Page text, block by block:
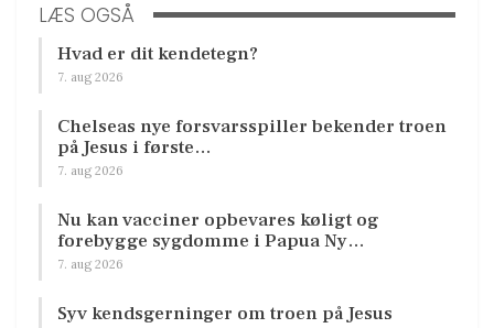
LÆS OGSÅ
Hvad er dit kendetegn?
7. aug 2026
Chelseas nye forsvarsspiller bekender troen
på Jesus i første…
7. aug 2026
Nu kan vacciner opbevares køligt og
forebygge sygdomme i Papua Ny…
7. aug 2026
Syv kendsgerninger om troen på Jesus